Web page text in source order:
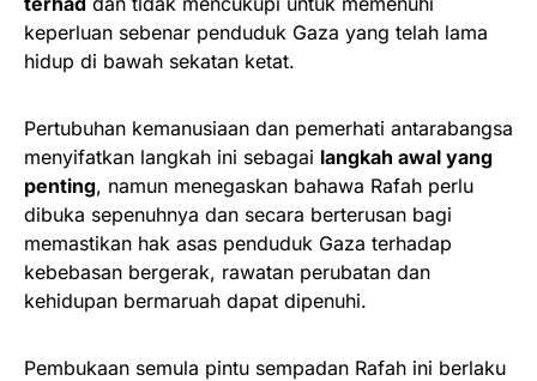
keperluan sebenar penduduk Gaza yang telah lama
hidup di bawah sekatan ketat.
Pertubuhan kemanusiaan dan pemerhati antarabangsa
menyifatkan langkah ini sebagai langkah awal yang
penting, namun menegaskan bahawa Rafah perlu
dibuka sepenuhnya dan secara berterusan bagi
memastikan hak asas penduduk Gaza terhadap
kebebasan bergerak, rawatan perubatan dan
kehidupan bermaruah dapat dipenuhi.
Pembukaan semula pintu sempadan Rafah ini berlaku